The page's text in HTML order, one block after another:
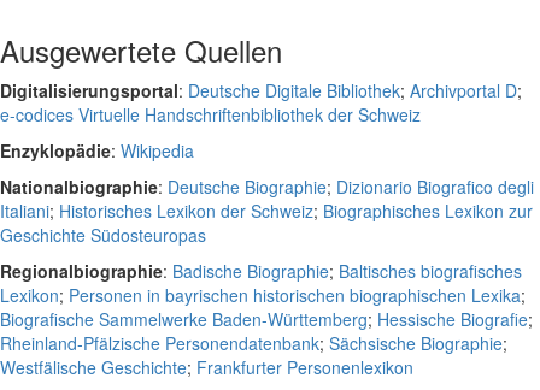
Ausgewertete Quellen
Digitalisierungsportal: Deutsche Digitale Bibliothek; Archivportal D;
e-codices Virtuelle Handschriftenbibliothek der Schweiz
Enzyklopädie: Wikipedia
Nationalbiographie: Deutsche Biographie; Dizionario Biografico degli
Italiani; Historisches Lexikon der Schweiz; Biographisches Lexikon zur
Geschichte Südosteuropas
Regionalbiographie: Badische Biographie; Baltisches biografisches
Lexikon; Personen in bayrischen historischen biographischen Lexika;
Biografische Sammelwerke Baden-Württemberg; Hessische Biografie;
Rheinland-Pfälzische Personendatenbank; Sächsische Biographie;
Westfälische Geschichte; Frankfurter Personenlexikon